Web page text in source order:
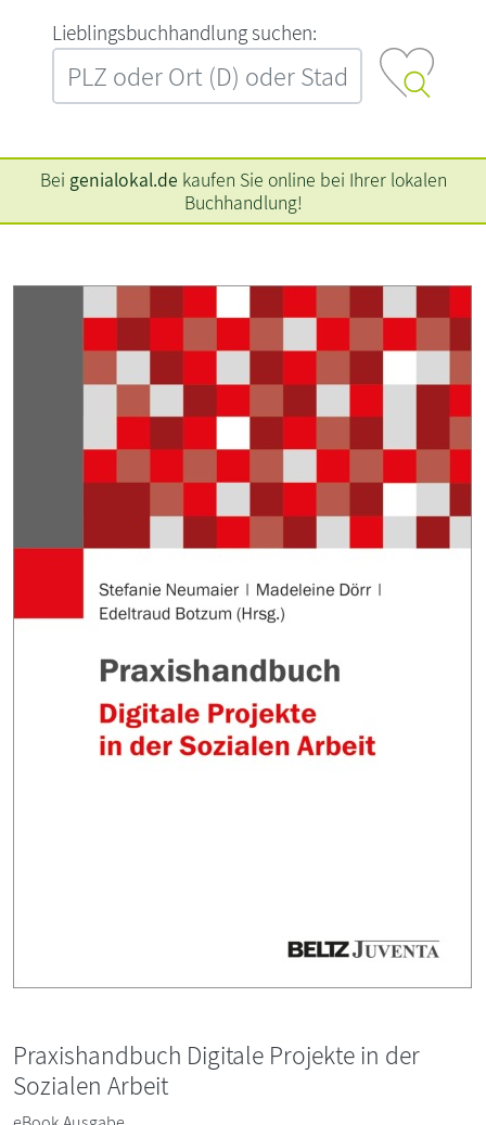
L‍i‍e‍b‍l‍i‍n‍g‍s‍b‍u‍c‍h‍h‍a‍n‍d‍l‍u‍n‍g‍ ‍s‍u‍c‍h‍e‍n‍:‍
Bei genialokal.de kaufen Sie online bei Ihrer lokalen
Buchhandlung!
Praxishandbuch Digitale Projekte in der
Sozialen Arbeit